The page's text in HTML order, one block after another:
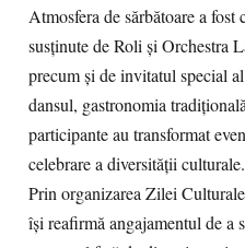
Atmosfera de sărbătoare a
susținute de Roli și Orchestra
precum și de invitatul special
dansul, gastronomia
participante au transformat
celebrare a diversității culturale.
Prin organizarea Zilei
își reafirmă angajamentul de a